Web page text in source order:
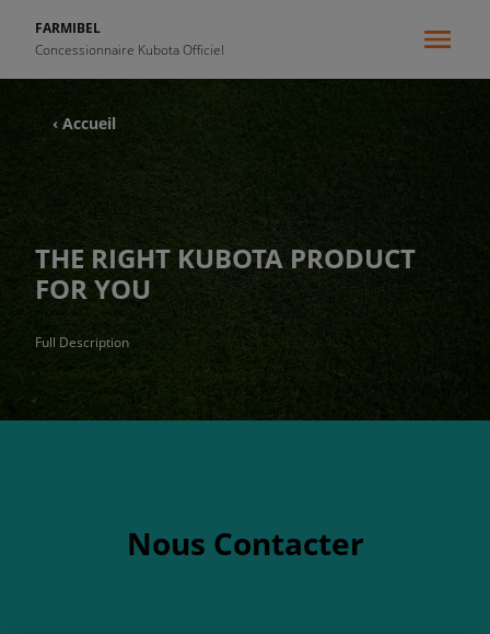
FARMIBEL
Concessionnaire Kubota Officiel
‹ Accueil
THE RIGHT KUBOTA PRODUCT
FOR YOU
Full Description
Nous Contacter